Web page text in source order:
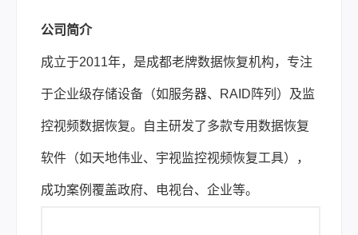
公司简介
成立于2011年，是成都老牌数据恢复机构，专注
于企业级存储设备（如服务器、RAID阵列）及监
控视频数据恢复。自主研发了多款专用数据恢复
软件（如天地伟业、宇视监控视频恢复工具），
成功案例覆盖政府、电视台、企业等。